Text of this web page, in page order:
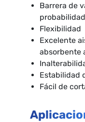
Barrera de
Flexibilidad
Excelente
absorbente
Estabilidad
Fácil de